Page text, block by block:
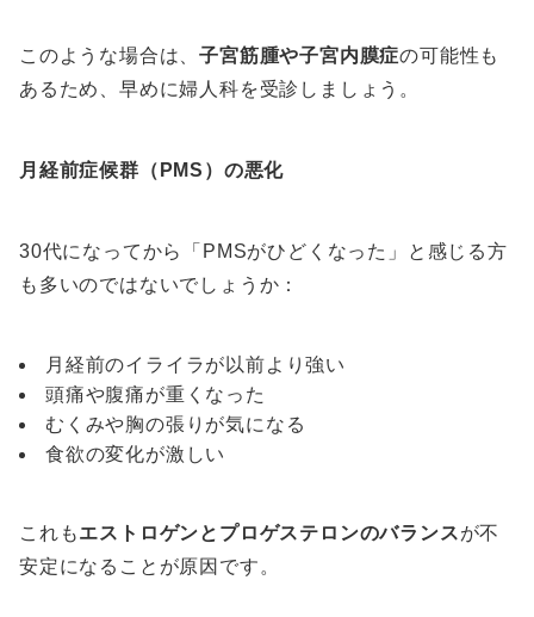
このような場合は、子宮筋腫や子宮内膜症の可能性も
あるため、早めに婦人科を受診しましょう。
月経前症候群（PMS）の悪化
30代になってから「PMSがひどくなった」と感じる方
も多いのではないでしょうか：
月経前のイライラが以前より強い
頭痛や腹痛が重くなった
むくみや胸の張りが気になる
食欲の変化が激しい
これもエストロゲンとプロゲステロンのバランスが不
安定になることが原因です。